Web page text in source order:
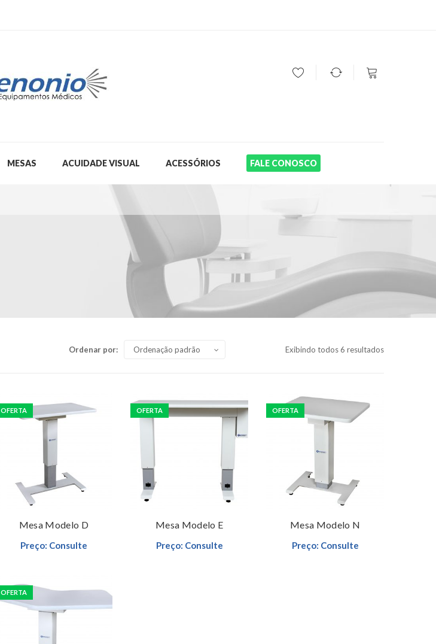
SUBTOTAL:
MESAS ACUIDADE VISUAL ACESSÓRIOS FALE CONOSCO
Exibindo todos 6 resultados
Ordenar por: Ordenação padrão
OFERTA
Preço: Consulte
Mesa Modelo D
Preço: Consulte
OFERTA
Preço: Consulte
Mesa Modelo E
Preço: Consulte
OFERTA
Preço: Consulte
Mesa Modelo N
Preço: Consulte
OFERTA